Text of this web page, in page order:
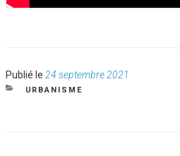
Publié le Publié
le
24 septembre 2021
CATÉGORIES
URBANISME